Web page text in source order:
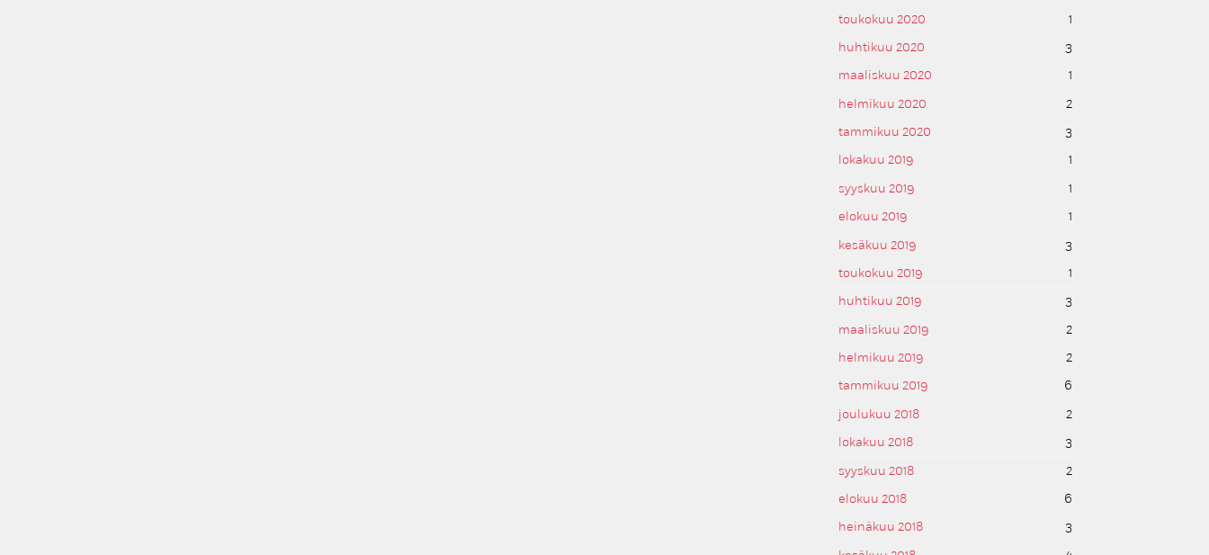
toukokuu 2020
1
huhtikuu 2020
3
maaliskuu 2020
1
helmikuu 2020
2
tammikuu 2020
3
lokakuu 2019
1
syyskuu 2019
1
elokuu 2019
1
kesäkuu 2019
3
toukokuu 2019
1
huhtikuu 2019
3
maaliskuu 2019
2
helmikuu 2019
2
tammikuu 2019
6
joulukuu 2018
2
lokakuu 2018
3
syyskuu 2018
2
elokuu 2018
6
heinäkuu 2018
3